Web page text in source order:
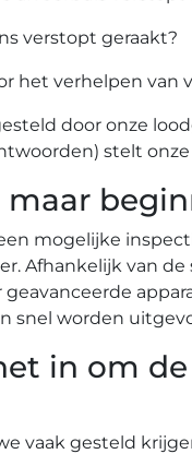
verstopt geraakt?
het verhelpen van
door onze
stelt
mogelijke
Afhankelijk van
snel worden
in om
vaak gesteld